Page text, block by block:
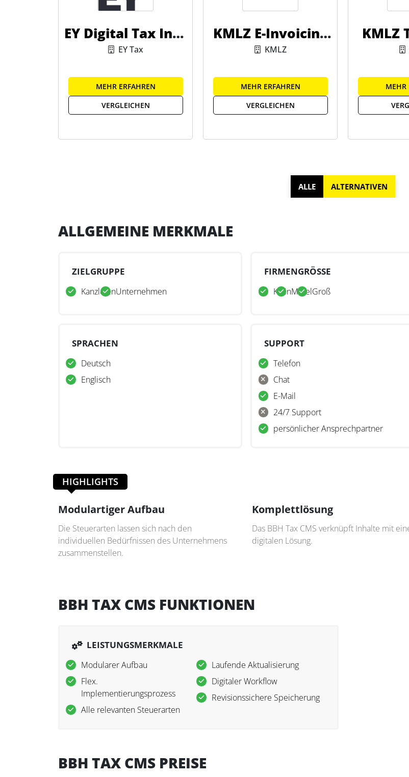
EY Digital Tax Inte
lligence
EY Tax
MEHR ERFAHREN
VERGLEICHEN
KMLZ E-Invoicing
Validator
KMLZ
MEHR ERFAHREN
VERGLEICHEN
KMLZ
MEHR
ALLE ALTERNATIVEN
ALLGEMEINE MERKMALE
ZIELGRUPPE
KanzleienUnternehmen
FIRMENGRÖSSE
KleinMittelGroß
SPRACHEN
Deutsch
Englisch
SUPPORT
Telefon
Chat
E-Mail
24/7 Support
persönlicher Ansprechpartner
HIGHLIGHTS
Modulartiger Aufbau
Die Steuerarten lassen sich nach den
individuellen Bedürfnissen des Unternehmens
zusammenstellen.
Komplettlösung
Das BBH Tax CMS verknüpft Inhalte mit
digitalen Lösung.
BBH TAX CMS FUNKTIONEN
LEISTUNGSMERKMALE
Modularer Aufbau
Flex.
Implementierungsprozess
Alle relevanten Steuerarten
Laufende Aktualisierung
Digitaler Workflow
Revisionssichere Speicherung
BBH TAX CMS PREISE